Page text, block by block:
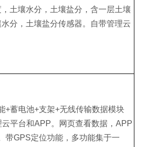
土壤水分，土壤盐分，含一层土壤
分，土壤盐分传感器。自带管理云
+蓄电池+支架+无线传输数据模块
云平台和APP。网页查看数据，APP
带GPS定位功能，多功能集于一